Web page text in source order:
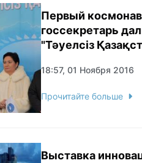
Первый
госсекретарь
"Тәуелсіз
18:57, 01 Ноября 2016
Прочитайте больше
Выставка инновационных